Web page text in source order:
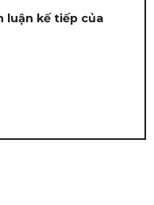
luận kế tiếp của